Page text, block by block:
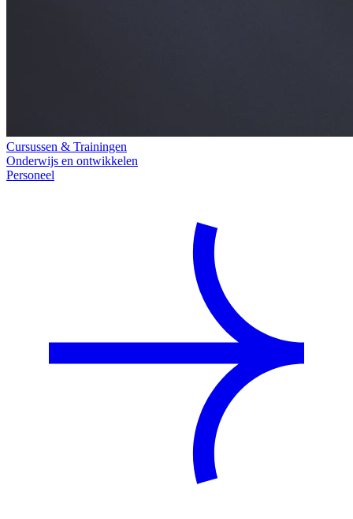
Cursussen & Trainingen
Onderwijs en ontwikkelen
Personeel